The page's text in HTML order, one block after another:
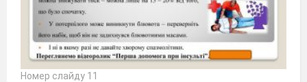
Номер слайду 11